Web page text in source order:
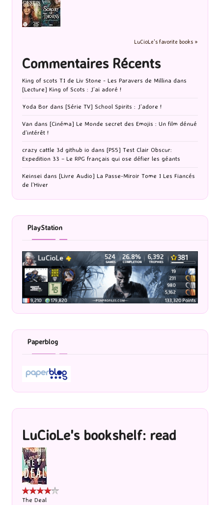
LuCioLe's favorite books »
Commentaires Récents
King of scots T1 de Liv Stone - Les Paravers de Millina dans
[Lecture] King of Scots : J’ai adoré !
Yoda Bor dans [Série TV] School Spirits : J’adore !
Van dans [Cinéma] Le Monde secret des Emojis : Un film dénué
d’intérêt !
crazy cattle 3d github io dans [PS5] Test Clair Obscur:
Expedition 33 – Le RPG français qui ose défier les géants
Keinsei dans [Livre Audio] La Passe-Miroir Tome 1 Les Fiancés
de l’Hiver
PlayStation
Paperblog
LuCioLe's bookshelf: read
The Deal